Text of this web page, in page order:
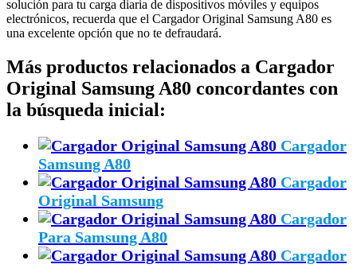
solución para tu carga diaria de dispositivos móviles y equipos
electrónicos, recuerda que el Cargador Original Samsung A80 es
una excelente opción que no te defraudará.
Más productos relacionados a Cargador
Original Samsung A80 concordantes con
la búsqueda inicial:
Cargador
Samsung A80
Cargador
Original Samsung
Cargador
Para Samsung A80
Cargador